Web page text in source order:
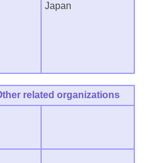
Japan
related organizations